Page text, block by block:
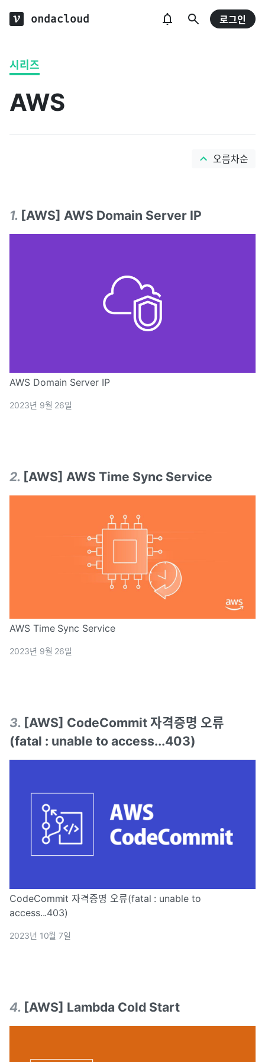
ondacloud 로그인
시리즈
AWS
오름차순
1. [AWS] AWS Domain Server IP
AWS Domain Server IP
2023년 9월 26일
2. [AWS] AWS Time Sync Service
AWS Time Sync Service
2023년 9월 26일
3. [AWS] CodeCommit 자격증명 오류
(fatal : unable to access...403)
CodeCommit 자격증명 오류(fatal : unable to
access...403)
2023년 10월 7일
4. [AWS] Lambda Cold Start